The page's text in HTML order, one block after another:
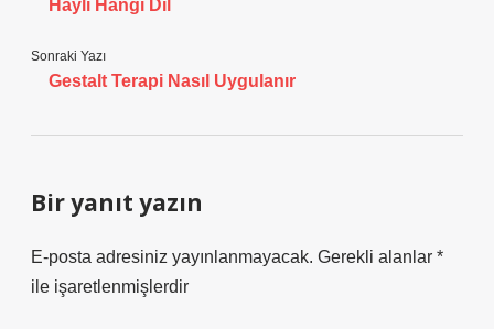
Hayli Hangi Dil
Sonraki Yazı
Gestalt Terapi Nasıl Uygulanır
Bir yanıt yazın
E-posta adresiniz yayınlanmayacak. Gerekli alanlar *
ile işaretlenmişlerdir